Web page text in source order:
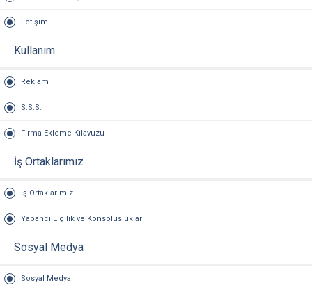
İletişim
Kullanım
Reklam
S.S.S.
Firma Ekleme Kılavuzu
İş Ortaklarımız
İş Ortaklarımız
Yabancı Elçilik ve Konsolusluklar
Sosyal Medya
Sosyal Medya